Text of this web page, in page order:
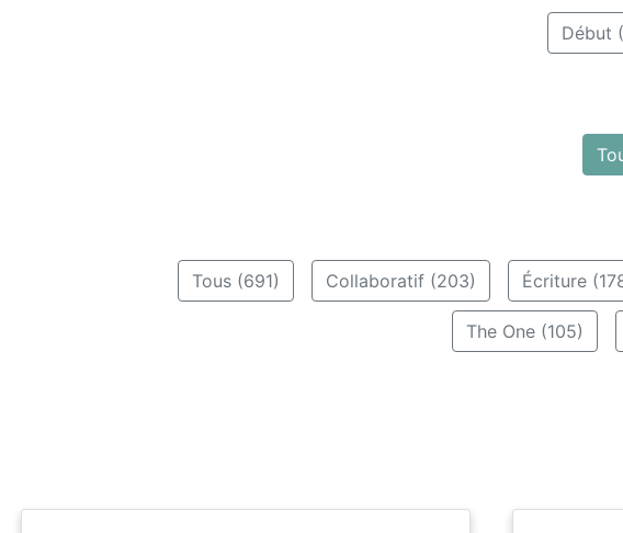
Début
Tous (691) Collaboratif (203) Écriture
The One (105)